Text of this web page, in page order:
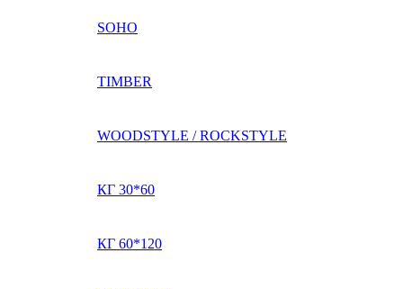
SOHO
TIMBER
WOODSTYLE / ROCKSTYLE
КГ 30*60
КГ 60*120